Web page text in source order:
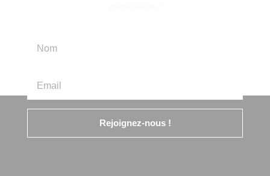
Rejoignez-nous !